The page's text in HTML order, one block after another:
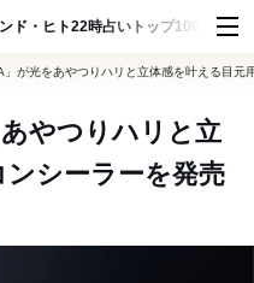
ド・ヒト22時占い トップ100 スナッ
」が光をあやつりハリと立体感を叶える目元
やつりハリと立
シーラーを発売